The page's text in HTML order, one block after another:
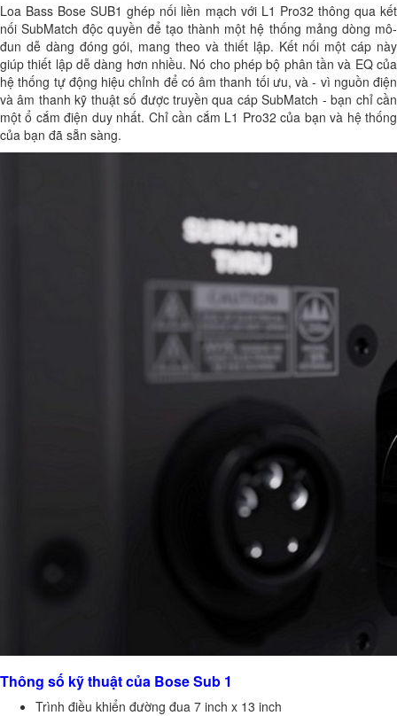
Loa Bass Bose SUB1 ghép nối liền mạch với L1 Pro32 thông qua kết
nối SubMatch độc quyền để tạo thành một hệ thống mảng dòng mô-
đun dễ dàng đóng gói, mang theo và thiết lập. Kết nối một cáp này
giúp thiết lập dễ dàng hơn nhiều. Nó cho phép bộ phân tần và EQ của
hệ thống tự động hiệu chỉnh để có âm thanh tối ưu, và - vì nguồn điện
và âm thanh kỹ thuật số được truyền qua cáp SubMatch - bạn chỉ cần
một ổ cắm điện duy nhất. Chỉ cần cắm L1 Pro32 của bạn và hệ thống
của bạn đã sẵn sàng.
Thông số kỹ thuật của Bose Sub 1
Trình điều khiển đường đua 7 inch x 13 inch